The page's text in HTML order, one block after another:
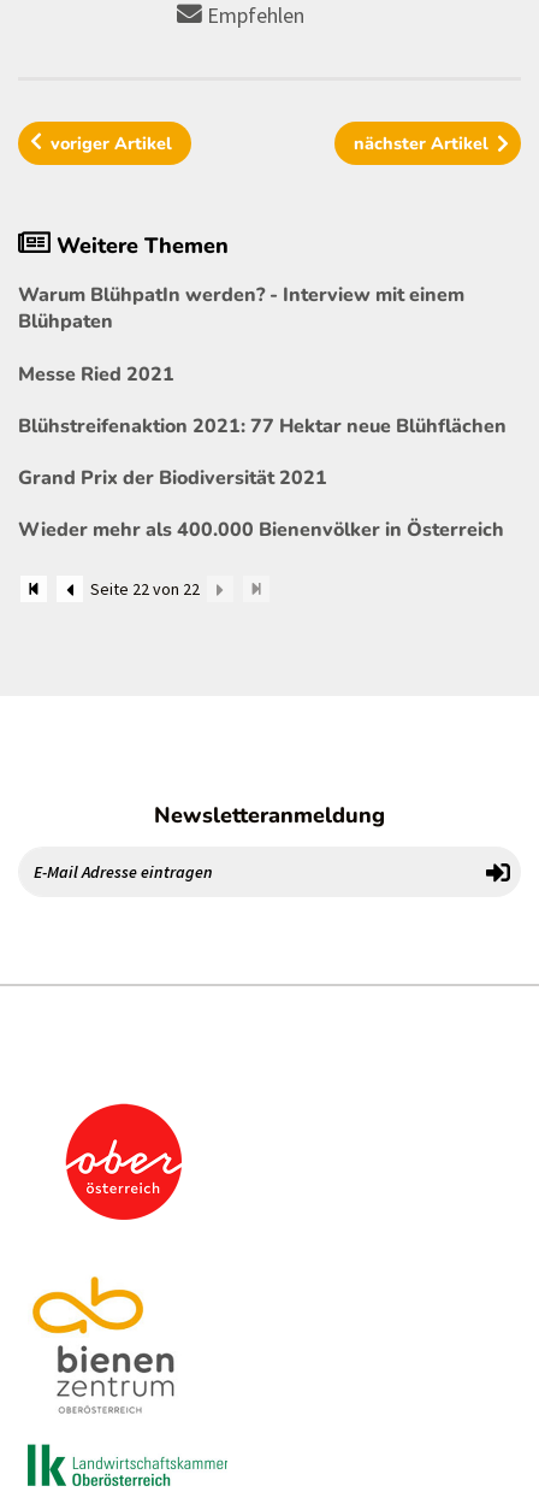
Empfehlen
vorigerArtikel nächster Artikel
Weitere Themen
Warum BlühpatIn werden? - Interview mit einem
Blühpaten
Messe Ried 2021
Blühstreifenaktion 2021: 77 Hektar neue Blühflächen
Grand Prix der Biodiversität 2021
Wieder mehr als 400.000 Bienenvölker in Österreich
Seite 22 von 22
Newsletteranmeldung